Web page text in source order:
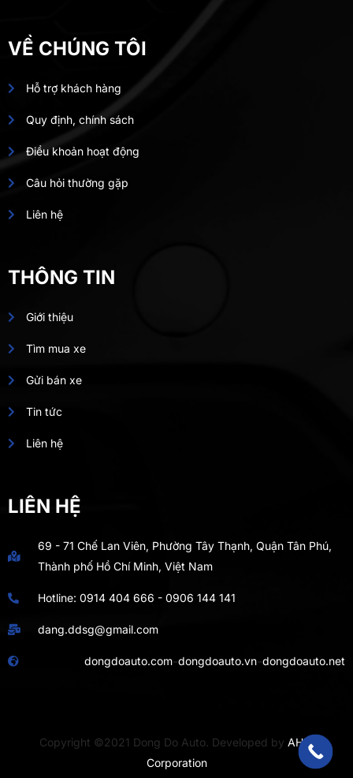
VỀ CHÚNG TÔI
Hỗ trợ khách hàng
Quy định, chính sách
Điều khoản hoạt động
Câu hỏi thường gặp
Liên hệ
THÔNG TIN
Giới thiệu
Tìm mua xe
Gửi bán xe
Tin tức
Liên hệ
LIÊN HỆ
69 - 71 Chế Lan Viên, Phường Tây Thạnh, Quận Tân Phú,
Thành phố Hồ Chí Minh, Việt Nam
Hotline: 0914 404 666 - 0906 144 141
dang.ddsg@gmail.com
dongdoauto.com-dongdoauto.vn-dongdoauto.net
Copyright ©2021 Dong Do Auto. Developed by AHIT
Corporation